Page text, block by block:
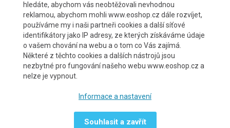
Možnosti dopravy
hledáte, abychom vás neobtěžovali nevhodnou
reklamou, abychom mohli www.eoshop.cz dále rozvíjet,
používáme my i naši partneři cookies a další síťové
identifikátory jako IP adresy, ze kterých získáváme údaje
o vašem chování na webu a o tom co Vás zajímá.
Některé z těchto cookies a dalších nástrojů jsou
nezbytné pro fungování našeho webu www.eoshop.cz a
nelze je vypnout.
Informace a nastavení
Souhlasit a zavřít